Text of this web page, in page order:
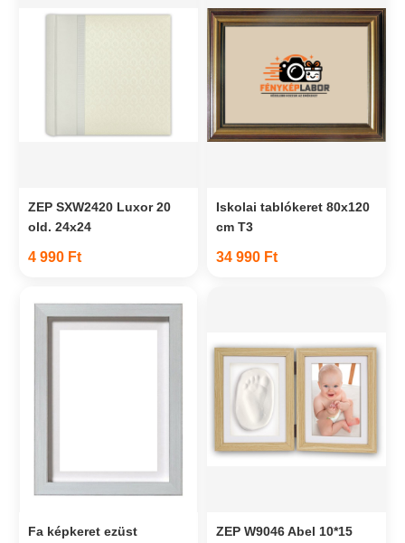
ZEP SXW2420 Luxor 20
old. 24x24
4 990 Ft
Iskolai tablókeret 80x120
cm T3
34 990 Ft
Fa képkeret ezüst
ZEP W9046 Abel 10*15